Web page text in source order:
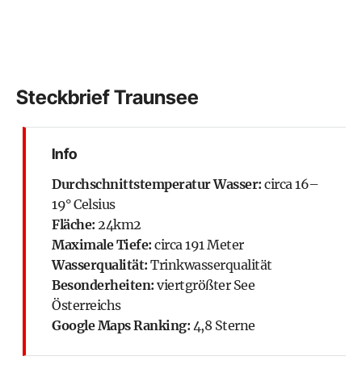
Steckbrief Traunsee
Info
Durchschnittstemperatur Wasser: circa 16–
19° Celsius
Fläche: 24km2
Maximale Tiefe: circa 191 Meter
Wasserqualität: Trinkwasserqualität
Besonderheiten: viertgrößter See
Österreichs
Google Maps Ranking: 4,8 Sterne